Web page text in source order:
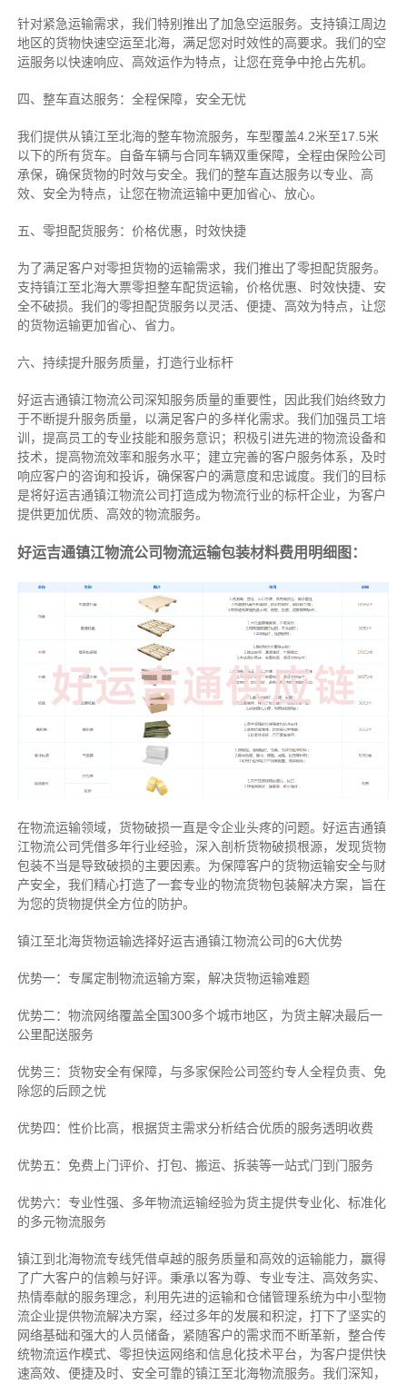
针对紧急运输需求，我们特别推出了加急空运服务。支持镇江周边
地区的货物快速空运至北海，满足您对时效性的高要求。我们的空
运服务以快速响应、高效运作为特点，让您在竞争中抢占先机。
四、整车直达服务：全程保障，安全无忧
我们提供从镇江至北海的整车物流服务，车型覆盖4.2米至17.5米
以下的所有货车。自备车辆与合同车辆双重保障，全程由保险公司
承保，确保货物的时效与安全。我们的整车直达服务以专业、高
效、安全为特点，让您在物流运输中更加省心、放心。
五、零担配货服务：价格优惠，时效快捷
为了满足客户对零担货物的运输需求，我们推出了零担配货服务。
支持镇江至北海大票零担整车配货运输，价格优惠、时效快捷、安
全不破损。我们的零担配货服务以灵活、便捷、高效为特点，让您
的货物运输更加省心、省力。
六、持续提升服务质量，打造行业标杆
好运吉通镇江物流公司深知服务质量的重要性，因此我们始终致力
于不断提升服务质量，以满足客户的多样化需求。我们加强员工培
训，提高员工的专业技能和服务意识；积极引进先进的物流设备和
技术，提高物流效率和服务水平；建立完善的客户服务体系，及时
响应客户的咨询和投诉，确保客户的满意度和忠诚度。我们的目标
是将好运吉通镇江物流公司打造成为物流行业的标杆企业，为客户
提供更加优质、高效的物流服务。
好运吉通镇江物流公司物流运输包装材料费用明细图：
在物流运输领域，货物破损一直是令企业头疼的问题。好运吉通镇
江物流公司凭借多年行业经验，深入剖析货物破损根源，发现货物
包装不当是导致破损的主要因素。为保障客户的货物运输安全与财
产安全，我们精心打造了一套专业的物流货物包装解决方案，旨在
为您的货物提供全方位的防护。
镇江至北海货物运输选择好运吉通镇江物流公司的6大优势
优势一：专属定制物流运输方案，解决货物运输难题
优势二：物流网络覆盖全国300多个城市地区，为货主解决最后一
公里配送服务
优势三：货物安全有保障，与多家保险公司签约专人全程负责、免
除您的后顾之忧
优势四：性价比高，根据货主需求分析结合优质的服务透明收费
优势五：免费上门评价、打包、搬运、拆装等一站式门到门服务
优势六：专业性强、多年物流运输经验为货主提供专业化、标准化
的多元物流服务
镇江到北海物流专线凭借卓越的服务质量和高效的运输能力，赢得
了广大客户的信赖与好评。 秉承以客为尊、专业专注、高效务实、
热情奉献的服务理念，利用先进的运输和仓储管理系统为中小型物
流企业提供物流解决方案，经过多年的发展和积淀，打下了坚实的
网络基础和强大的人员储备，紧随客户的需求而不断革新，整合传
统物流运作模式、零担快运网络和信息化技术平台，为客户提供快
速高效、便捷及时、安全可靠的镇江至北海物流服务。 我们深知，